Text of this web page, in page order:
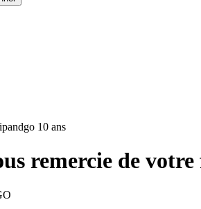
10 ans
remercie de